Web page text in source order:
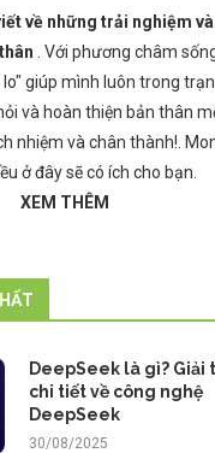
về những trải nghiệm
. Với phương châm
giúp mình luôn trong
và hoàn thiện bản thân
nhiệm và chân thành!.
ở đây sẽ có ích cho bạn.
XEM THÊM
DeepSeek là gì? Giải
chi tiết về công nghệ
DeepSeek
30/08/2025